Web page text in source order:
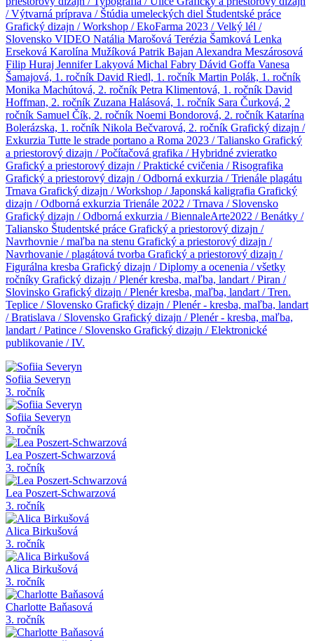
/ Výtvarná príprava / Štúdia umeleckých diel Študentské práce
Grafický dizajn / Workshop / EkoFarma 2023 / Velký lél /
Slovensko VIDEO Natália Marošová Terézia Šamková Lenka
Erseková Karolína Mužíková Patrik Bajan Alexandra Meszárosová
Filip Huraj Jennifer Lakyová Michal Fabry Dávid Goffa Vanesa
Šamajová, 1. ročník David Riedl, 1. ročník Martin Polák, 1. ročník
Monika Machútová, 2. ročník Petra Klimentová, 1. ročník David
Hoffman, 2. ročník Zuzana Halásová, 1. ročník Sara Čurková, 2
ročník Samuel Čík, 2. ročník Noemi Bondorová, 2. ročník Katarína
Bolerázska, 1. ročník Nikola Bečvarová, 2. ročník Grafický dizajn /
Exkurzia Tutte le strade portano a Roma 2023 / Taliansko Grafický
a priestorový dizajn / Počítačová grafika / Hybridné zvieratko
Grafický a priestorový dizajn / Praktické cvičenia / Risografika
Grafický a priestorový dizajn / Odborná exkurzia / Trienále plagátu
Trnava Grafický dizajn / Workshop / Japonská kaligrafia Grafický
dizajn / Odborná exkurzia Trienále 2022 / Trnava / Slovensko
Grafický dizajn / Odborná exkurzia / BiennaleArte2022 / Benátky /
Taliansko Študentské práce Grafický a priestorový dizajn /
Navrhovnie / maľba na stenu Grafický a priestorový dizajn /
Navrhovanie / plagátová tvorba Grafický a priestorový dizajn /
Figurálna kresba Grafický dizajn / Diplomy a ocenenia / všetky
ročníky Grafický dizajn / Plenér kresba, maľba, landart / Piran /
Slovinsko Grafický dizajn / Plenér kresba, maľba, landart / Tren.
Teplice / Slovensko Grafický dizajn / Plenér - kresba, maľba, landart
/ Bratislava / Slovensko Grafický dizajn / Plenér - kresba, maľba,
landart / Patince / Slovensko Grafický dizajn / Elektronické
publikovanie / IV.
Sofiia Severyn
3. ročník
Sofiia Severyn
3. ročník
Lea Poszert-Schwarzová
3. ročník
Lea Poszert-Schwarzová
3. ročník
Alica Birkušová
3. ročník
Alica Birkušová
3. ročník
Charlotte Baňasová
3. ročník